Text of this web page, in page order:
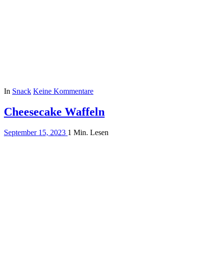
In Snack Keine Kommentare
Cheesecake Waffeln
September 15, 2023 1 Min. Lesen